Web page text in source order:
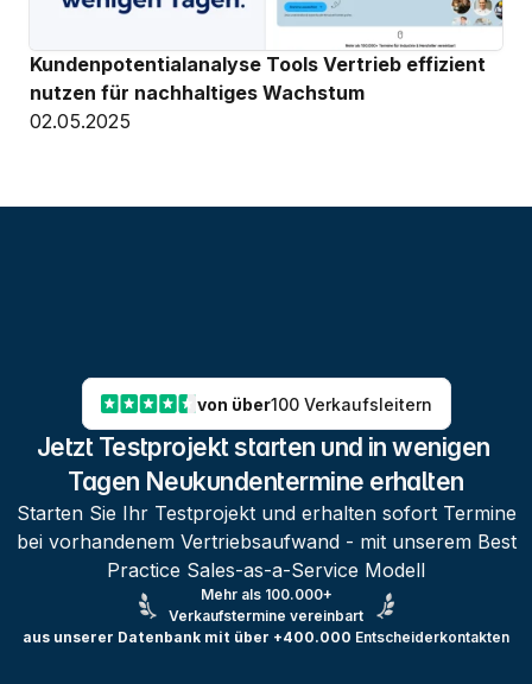
Kundenpotentialanalyse Tools Vertrieb effizient
nutzen für nachhaltiges Wachstum
02.05.2025
von über100 Verkaufsleitern
Jetzt Testprojekt starten und in wenigen
Tagen Neukundentermine erhalten
Starten Sie Ihr Testprojekt und erhalten sofort Termine
bei vorhandenem Vertriebsaufwand - mit unserem Best
Practice Sales-as-a-Service Modell
Mehr als 100.000+
Verkaufstermine vereinbart
aus unserer Datenbank mit über +400.000 Entscheiderkontakten